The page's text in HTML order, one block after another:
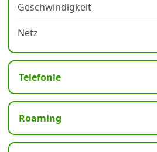
Geschwindigkeit
Netz
Telefonie
Roaming